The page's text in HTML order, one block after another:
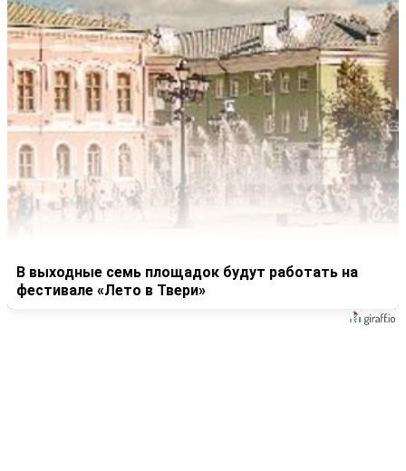
В выходные семь площадок будут работать на
фестивале «Лето в Твери»